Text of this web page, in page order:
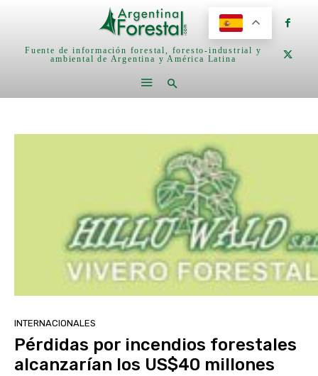
Fuente de información forestal, foresto-industrial y
ambiental de Argentina y América Latina
INTERNACIONALES
Pérdidas por incendios forestales
alcanzarían los US$40 millones